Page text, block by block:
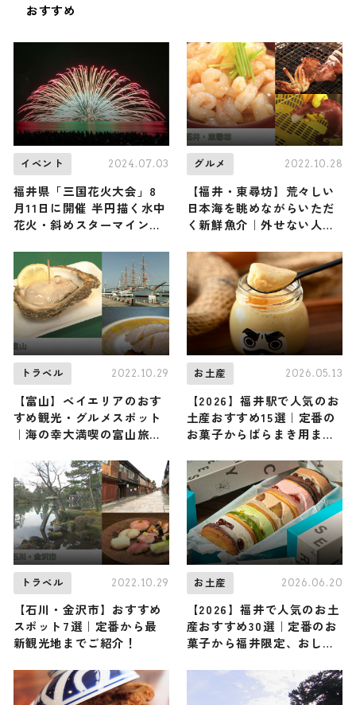
おすすめ
イベント 2024.07.03
福井県「三国花火大会」8
月11日に開催 半円描く水中
花火・斜めスターマインな
グルメ 2022.10.28
【福井・東尋坊】荒々しい
日本海を眺めながらいただ
く新鮮魚介｜外せない人気
トラベル 2022.10.29
【富山】ベイエリアのおす
すめ観光・グルメスポット
｜海の幸大満喫の富山旅プ
お土産 2026.05.13
【2026】福井駅で人気のお
土産おすすめ15選｜定番の
お菓子からばらまき用まで
トラベル 2022.10.29
【石川・金沢市】おすすめ
スポット7選｜定番から最
新観光地までご紹介！
お土産 2026.06.20
【2026】福井で人気のお土
産おすすめ30選｜定番のお
菓子から福井限定、おしゃ
く紹介